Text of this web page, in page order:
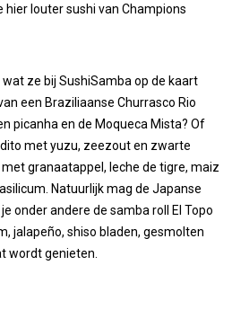
hier louter sushi van Champions
ze bij SushiSamba op de kaart
een Braziliaanse Churrasco Rio
picanha en de Moqueca Mista? Of
met yuzu, zeezout en zwarte
granaatappel, leche de tigre, maiz
Natuurlijk mag de Japanse
onder andere de samba roll El Topo
jalapeño, shiso bladen, gesmolten
wordt genieten.